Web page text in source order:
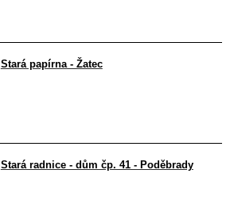
Stará papírna - Žatec
Stará radnice - dům čp. 41 - Poděbrady